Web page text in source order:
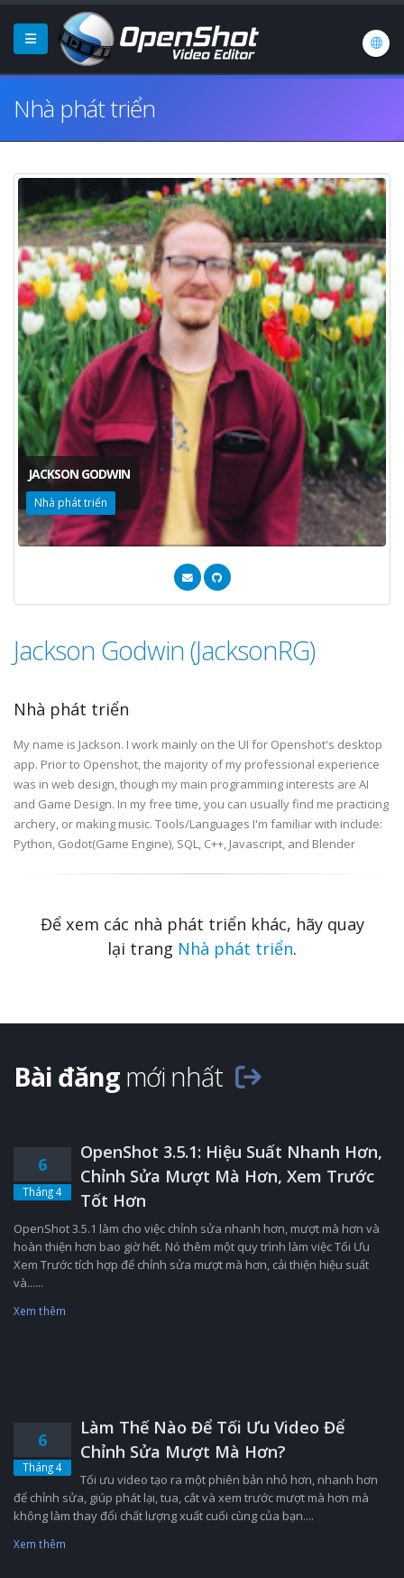
Nhà phát triển
JACKSON GODWIN
Nhà phát triển
Jackson Godwin (JacksonRG)
Nhà phát triển
My name is Jackson. I work mainly on the UI for Openshot's desktop
app. Prior to Openshot, the majority of my professional experience
was in web design, though my main programming interests are AI
and Game Design. In my free time, you can usually find me practicing
archery, or making music. Tools/Languages I'm familiar with include:
Python, Godot(Game Engine), SQL, C++, Javascript, and Blender
Để xem các nhà phát triển khác, hãy quay
lại trang Nhà phát triển.
Bài đăng mới nhất
6
Tháng 4
OpenShot 3.5.1: Hiệu Suất Nhanh Hơn,
Chỉnh Sửa Mượt Mà Hơn, Xem Trước
Tốt Hơn
OpenShot 3.5.1 làm cho việc chỉnh sửa nhanh hơn, mượt mà hơn và
hoàn thiện hơn bao giờ hết. Nó thêm một quy trình làm việc Tối Ưu
Xem Trước tích hợp để chỉnh sửa mượt mà hơn, cải thiện hiệu suất
và......
Xem thêm
6
Tháng 4
Làm Thế Nào Để Tối Ưu Video Để
Chỉnh Sửa Mượt Mà Hơn?
Tối ưu video tạo ra một phiên bản nhỏ hơn, nhanh hơn
để chỉnh sửa, giúp phát lại, tua, cắt và xem trước mượt mà hơn mà
không làm thay đổi chất lượng xuất cuối cùng của bạn....
Xem thêm